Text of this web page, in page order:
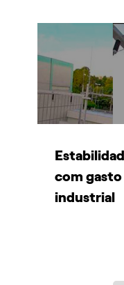
com
industrial